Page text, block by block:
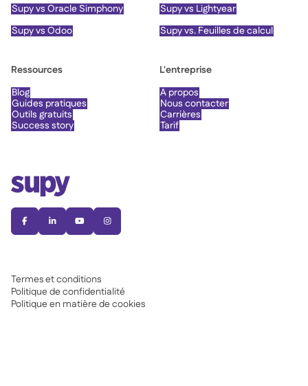
   
Termes et conditions
Politique de confidentialité
Politique en matière de cookies
Supy vs Oracle Simphony
Supy vs Lightyear
Supy vs Odoo
Supy vs. Feuilles de calcul
Ressources
Blog
Guides pratiques
Outils gratuits
Success story
L'entreprise
À propos
Nous contacter
Carrières
Tarif